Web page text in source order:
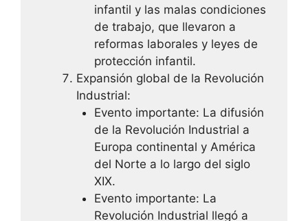
infantil y las malas condiciones
de trabajo, que llevaron a
reformas laborales y leyes de
protección infantil.
Expansión global de la Revolución
Industrial:
Evento importante: La difusión
de la Revolución Industrial a
Europa continental y América
del Norte a lo largo del siglo
XIX.
Evento importante: La
Revolución Industrial llegó a